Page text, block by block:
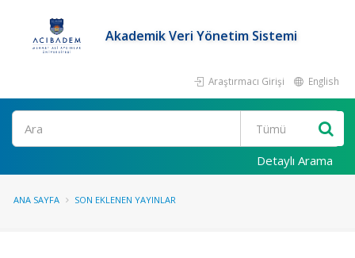
Akademik Veri Yönetim Sistemi
Araştırmacı Girişi English
Ara
Detaylı Arama
ANA SAYFA SON EKLENEN YAYINLAR